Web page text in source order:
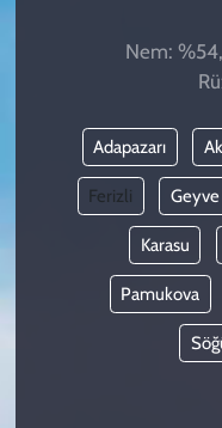
Nem: %54,
Adapazarı
Ferizli Geyve
Karasu
Pamukova